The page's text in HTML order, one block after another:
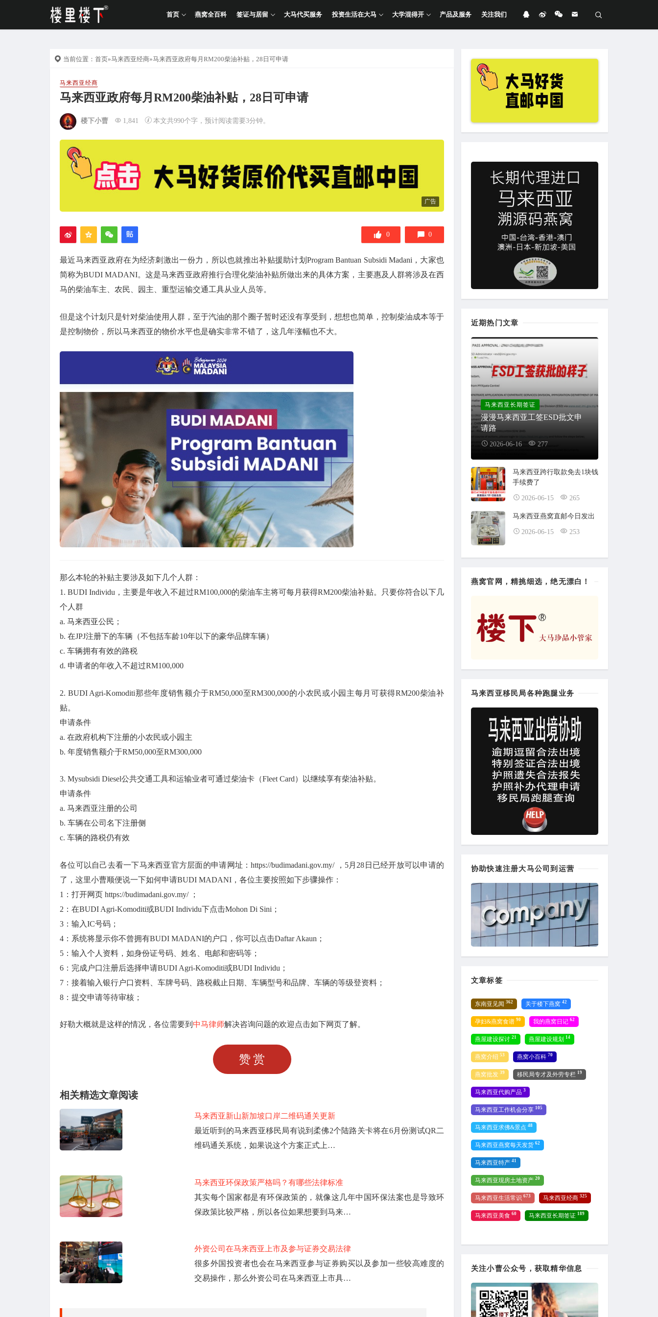
首页 燕窝全百科 签证与居留 大马代买服务 投资生活在大马 大学混得开 产品及服务 关注我们
当前位置： 首页»马来西亚经商»马来西亚政府每月RM200柴油补贴，28日可申请
马来西亚经商
马来西亚政府每月RM200柴油补贴，28日可申请
楼下小曹 1,841 本文共990个字，预计阅读需要3分钟。
广告
0 0
最近马来西亚政府在为经济刺激出一份力，所以也就推出补贴援助计划Program Bantuan Subsidi Madani，大家也
简称为BUDI MADANI。这是马来西亚政府推行合理化柴油补贴所做出来的具体方案，主要惠及人群将涉及在西
马的柴油车主、农民、园主、重型运输交通工具从业人员等。
但是这个计划只是针对柴油使用人群，至于汽油的那个圈子暂时还没有享受到，想想也简单，控制柴油成本等于
是控制物价，所以马来西亚的物价水平也是确实非常不错了，这几年涨幅也不大。
那么本轮的补贴主要涉及如下几个人群：
1. BUDI Individu，主要是年收入不超过RM100,000的柴油车主将可每月获得RM200柴油补贴。只要你符合以下几
个人群
a. 马来西亚公民；
b. 在JPJ注册下的车辆（不包括车龄10年以下的豪华品牌车辆）
c. 车辆拥有有效的路税
d. 申请者的年收入不超过RM100,000
2. BUDI Agri-Komoditi那些年度销售额介于RM50,000至RM300,000的小农民或小园主每月可获得RM200柴油补
贴。
申请条件
a. 在政府机构下注册的小农民或小园主
b. 年度销售额介于RM50,000至RM300,000
3. Mysubsidi Diesel公共交通工具和运输业者可通过柴油卡（Fleet Card）以继续享有柴油补贴。
申请条件
a. 马来西亚注册的公司
b. 车辆在公司名下注册侧
c. 车辆的路税仍有效
各位可以自己去看一下马来西亚官方层面的申请网址：https://budimadani.gov.my/ ，5月28日已经开放可以申请的
了，这里小曹顺便说一下如何申请BUDI MADANI，各位主要按照如下步骤操作：
1：打开网页 https://budimadani.gov.my/ ；
2：在BUDI Agri-Komoditi或BUDI Individu下点击Mohon Di Sini；
3：输入IC号码；
4：系统将显示你不曾拥有BUDI MADANI的户口，你可以点击Daftar Akaun；
5：输入个人资料，如身份证号码、姓名、电邮和密码等；
6：完成户口注册后选择申请BUDI Agri-Komoditi或BUDI Individu；
7：接着输入银行户口资料、车牌号码、路税截止日期、车辆型号和品牌、车辆的等级登资料；
8：提交申请等待审核；
好勒大概就是这样的情况，各位需要到 中马律师解决咨询问题的欢迎点击如下网页了解。
赞赏
相关精选文章阅读
马来西亚新山新加坡口岸二维码通关更新
最近听到的马来西亚移民局有说到柔佛2个陆路关卡将在6月份测试QR二
维码通关系统，如果说这个方案正式上…
马来西亚环保政策严格吗？有哪些法律标准
其实每个国家都是有环保政策的，就像这几年中国环保法案也是导致环
保政策比较严格，所以各位如果想要到马来…
外资公司在马来西亚上市及参与证券交易法律
很多外国投资者也会在马来西亚参与证券购买以及参加一些较高难度的
交易操作，那么外资公司在马来西亚上市具…
近期热门文章
马来西亚长期签证
漫漫马来西亚工签ESD批文申
请路
2026-06-16 277
马来西亚跨行取款免去1块钱
手续费了
2026-06-15 265
马来西亚燕窝直邮今日发出
2026-06-15 253
燕窝官网，精挑细选，绝无漂白！
马来西亚移民局各种跑腿业务
协助快速注册大马公司到运营
文章标签
东南亚见闻 362 关于楼下燕窝 42
孕妇&燕窝食谱 90 我的燕窝日记 62
燕屋建设探讨 21 燕屋建设规划 14
燕窝介绍 53 燕窝小百科 70
燕窝批发 39 移民局专才及外劳专栏 19
马来西亚代购产品 3
马来西亚工作机会分享 105
马来西亚求佛&景点 48
马来西亚燕窝每天发货 62
马来西亚特产 41
马来西亚现房土地资产 20
马来西亚生活常识 673 马来西亚经商 325
马来西亚美食 60 马来西亚长期签证 189
关注小曹公众号，获取精华信息